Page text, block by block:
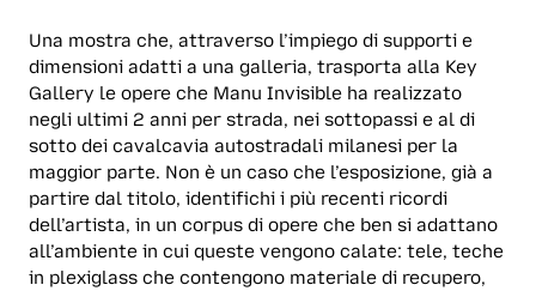
Una mostra che, attraverso l’impiego di supporti e
dimensioni adatti a una galleria, trasporta alla Key
Gallery le opere che Manu Invisible ha realizzato
negli ultimi 2 anni per strada, nei sottopassi e al di
sotto dei cavalcavia autostradali milanesi per la
maggior parte. Non è un caso che l’esposizione, già a
partire dal titolo, identifichi i più recenti ricordi
dell’artista, in un corpus di opere che ben si adattano
all’ambiente in cui queste vengono calate: tele, teche
in plexiglass che contengono materiale di recupero,